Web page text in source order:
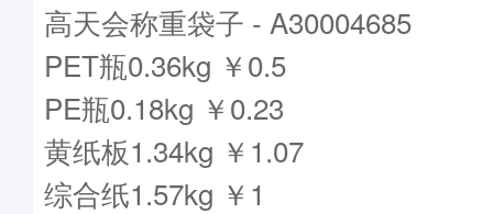
高天会称重袋子 - A30004685
PET瓶0.36kg ￥0.5
PE瓶0.18kg ￥0.23
黄纸板1.34kg ￥1.07
综合纸1.57kg ￥1